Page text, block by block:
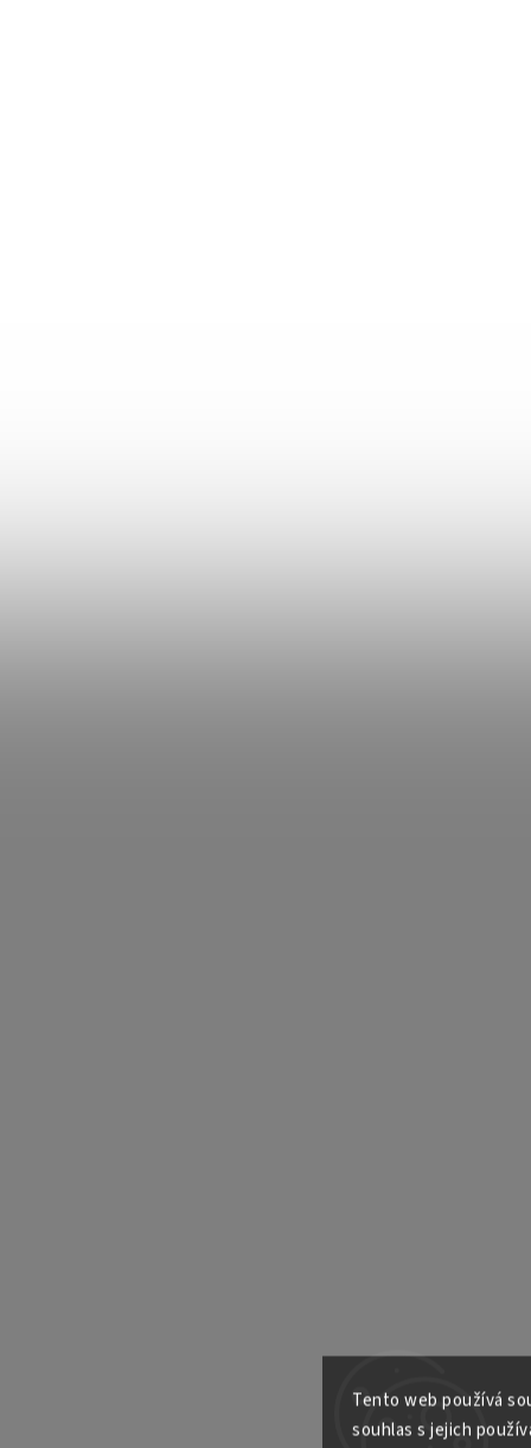
Tento web používá
souhlas s jejich